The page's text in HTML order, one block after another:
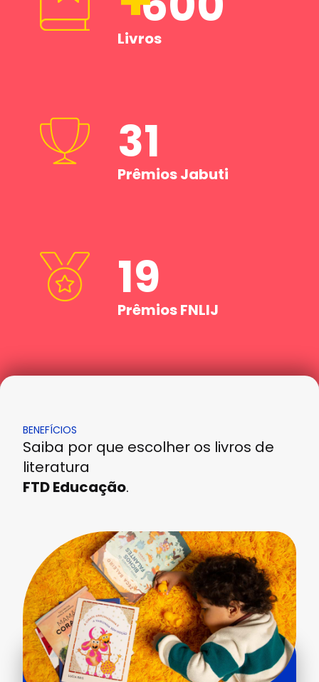
Livros
31
Prêmios Jabuti
19
Prêmios FNLIJ
BENEFÍCIOS
Saiba por que escolher os livros de
literatura
FTD Educação.